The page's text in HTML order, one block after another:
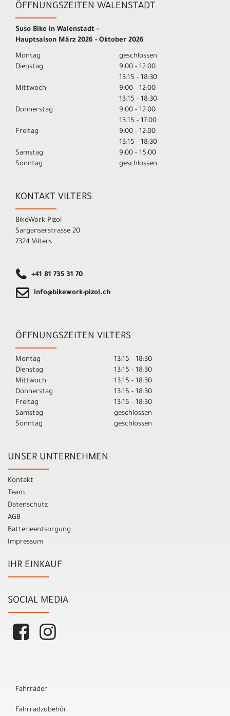
ÖFFNUNGSZEITEN WALENSTADT
Suso Bike in Walenstadt -
Hauptsaison März 2026 - Oktober 2026
Montag
geschlossen
Dienstag
9:00 - 12:00
13:15 - 18:30
Mittwoch
9:00 - 12:00
13:15 - 18:30
Donnerstag
9:00 - 12:00
13:15 - 17:00
Freitag
9:00 - 12:00
13:15 - 18:30
Samstag
9:00 - 15:00
Sonntag
geschlossen
KONTAKT VILTERS
BikeWork-Pizol
Sarganserstrasse 20
7324 Vilters
+41 81 735 31 70
info@bikework-pizol.ch
ÖFFNUNGSZEITEN VILTERS
Montag
13:15 - 18:30
Dienstag
13:15 - 18:30
Mittwoch
13:15 - 18:30
Donnerstag
13:15 - 18:30
Freitag
13:15 - 18:30
Samstag
geschlossen
Sonntag
geschlossen
UNSER UNTERNEHMEN
Kontakt
Team
Datenschutz
AGB
Batterieentsorgung
Impressum
IHR EINKAUF
SOCIAL MEDIA
Fahrräder
Fahrradzubehör